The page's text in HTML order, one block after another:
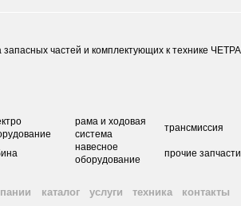
запасных частей и комплектующих к технике ЧЕТРА
рама и ходовая
система
трансмиссия
навесное
оборудование
прочие запчасти
каталог услуги техника контакты